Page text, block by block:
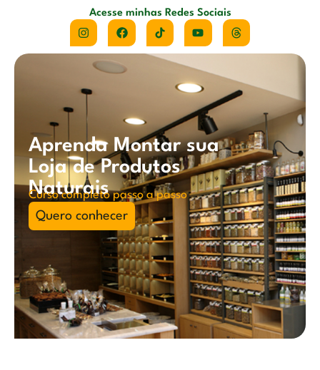
Acesse minhas Redes Sociais
Aprenda Montar sua
Loja de Produtos
Naturais
Curso completo passo a passo
Quero conhecer